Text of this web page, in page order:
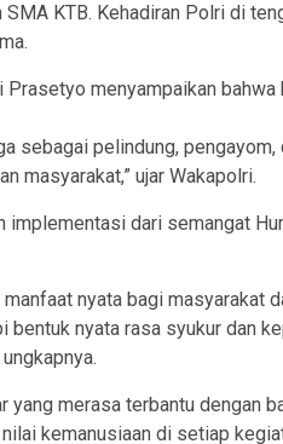
KTB. Kehadiran Polri di
menyampaikan
sebagai pelindung,
masyarakat,” ujar Wakapolri.
implementasi dari semangat
nyata bagi masyarakat
nyata rasa syukur dan
merasa terbantu dengan
kemanusiaan di setiap